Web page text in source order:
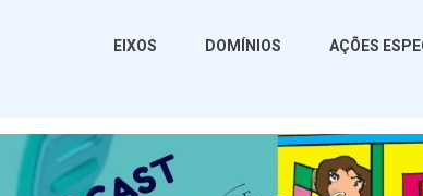
EIXOS DOMÍNIOS AÇÕES